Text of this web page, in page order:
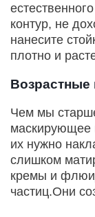
контур, не
нанесите
плотно и
Чем мы
маскирующее
их нужно
слишком
кремы и
частиц.Они